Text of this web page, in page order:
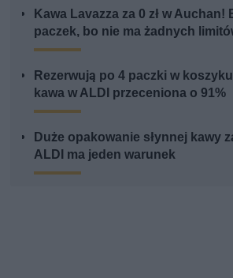
Kawa Lavazza za 0 zł w Auchan!
paczek, bo nie ma żadnych
Rezerwują po 4 paczki w
kawa w ALDI przeceniona o 91%
Duże opakowanie słynnej kawy
ALDI ma jeden warunek